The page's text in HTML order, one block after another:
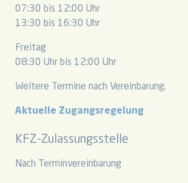
07:30 bis 12:00 Uhr
13:30 bis 16:30 Uhr
Freitag
08:30 Uhr bis 12:00 Uhr
Weitere Termine nach Vereinbarung.
Aktuelle Zugangsregelung
KFZ-Zulassungsstelle
Nach Terminvereinbarung